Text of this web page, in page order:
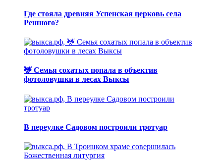
Где стояла древняя Успенская церковь села
Решного?
🦌 Семья сохатых попала в объектив
фотоловушки в лесах Выксы
В переулке Садовом построили тротуар